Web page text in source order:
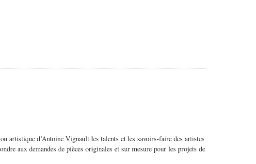
artistique d’Antoine Vignault les talents et les savoirs-faire des artistes
aux demandes de pièces originales et sur mesure pour les projets de